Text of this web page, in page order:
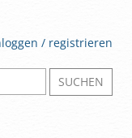
/ registrieren